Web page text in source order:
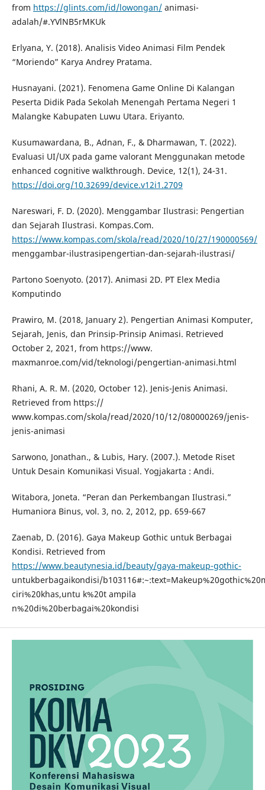
from https://glints.com/id/lowongan/animasi-
adalah/#.YVlNB5rMKUk
Erlyana, Y. (2018). Analisis Video Animasi Film Pendek
“Moriendo” Karya Andrey Pratama.
Husnayani. (2021). Fenomena Game Online Di Kalangan
Peserta Didik Pada Sekolah Menengah Pertama Negeri 1
Malangke Kabupaten Luwu Utara. Eriyanto.
Kusumawardana, B., Adnan, F., & Dharmawan, T. (2022).
Evaluasi UI/UX pada game valorant Menggunakan metode
enhanced cognitive walkthrough. Device, 12(1), 24-31.
https://doi.org/10.32699/device.v12i1.2709
Nareswari, F. D. (2020). Menggambar Ilustrasi: Pengertian
dan Sejarah Ilustrasi. Kompas.Com.
https://www.kompas.com/skola/read/2020/10/27/190000569/
menggambar-ilustrasipengertian-dan-sejarah-ilustrasi/
Partono Soenyoto. (2017). Animasi 2D. PT Elex Media
Komputindo
Prawiro, M. (2018, January 2). Pengertian Animasi Komputer,
Sejarah, Jenis, dan Prinsip-Prinsip Animasi. Retrieved
October 2, 2021, from https://www.
maxmanroe.com/vid/teknologi/pengertian-animasi.html
Rhani, A. R. M. (2020, October 12). Jenis-Jenis Animasi.
Retrieved from https://
www.kompas.com/skola/read/2020/10/12/080000269/jenis-
jenis-animasi
Sarwono, Jonathan., & Lubis, Hary. (2007.). Metode Riset
Untuk Desain Komunikasi Visual. Yogjakarta : Andi.
Witabora, Joneta. “Peran dan Perkembangan Ilustrasi.”
Humaniora Binus, vol. 3, no. 2, 2012, pp. 659-667
Zaenab, D. (2016). Gaya Makeup Gothic untuk Berbagai
Kondisi. Retrieved from
https://www.beautynesia.id/beauty/gaya-makeup-gothic-
untukberbagaikondisi/
ciri%20khas,untu k%20t ampila
n%20di%20berbagai%20kondisi